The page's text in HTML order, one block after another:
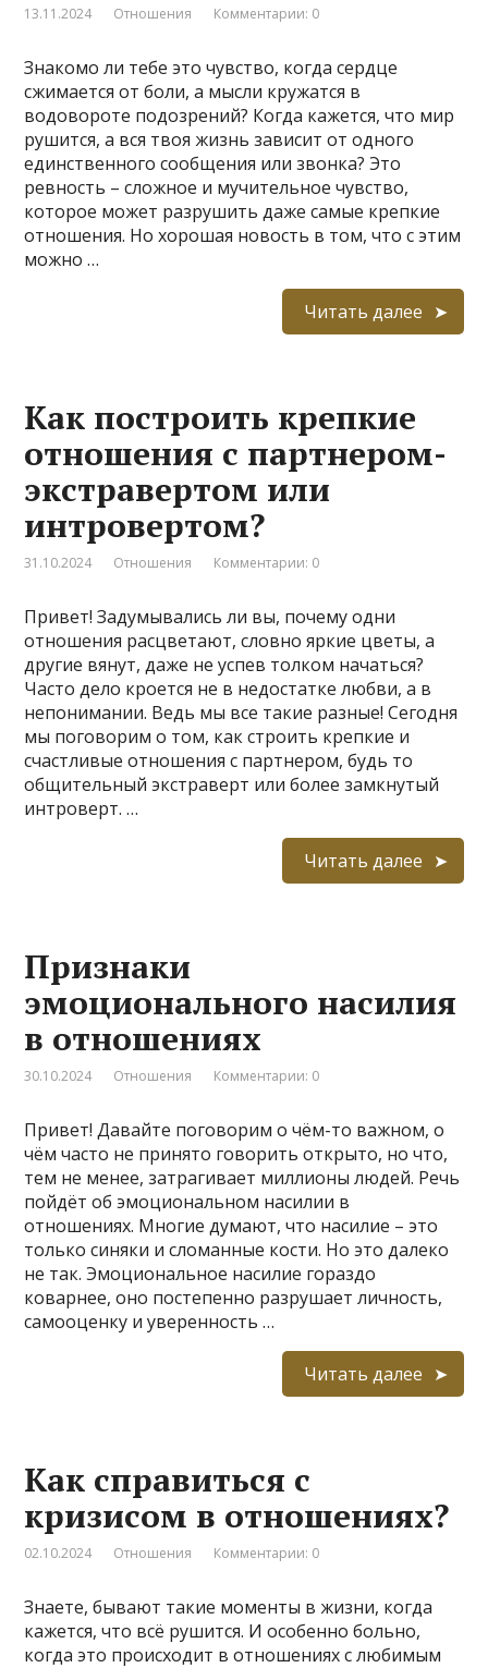
13.11.2024 Отношения Комментарии: 0
Знакомо ли тебе это чувство, когда сердце
сжимается от боли, а мысли кружатся в
водовороте подозрений? Когда кажется, что мир
рушится, а вся твоя жизнь зависит от одного
единственного сообщения или звонка? Это
ревность – сложное и мучительное чувство,
которое может разрушить даже самые крепкие
отношения. Но хорошая новость в том, что с этим
можно …
Читать далее
Как построить крепкие
отношения с партнером-
экстравертом или
интровертом?
31.10.2024 Отношения Комментарии: 0
Привет! Задумывались ли вы, почему одни
отношения расцветают, словно яркие цветы, а
другие вянут, даже не успев толком начаться?
Часто дело кроется не в недостатке любви, а в
непонимании. Ведь мы все такие разные! Сегодня
мы поговорим о том, как строить крепкие и
счастливые отношения с партнером, будь то
общительный экстраверт или более замкнутый
интроверт. …
Читать далее
Признаки
эмоционального насилия
в отношениях
30.10.2024 Отношения Комментарии: 0
Привет! Давайте поговорим о чём-то важном, о
чём часто не принято говорить открыто, но что,
тем не менее, затрагивает миллионы людей. Речь
пойдёт об эмоциональном насилии в
отношениях. Многие думают, что насилие – это
только синяки и сломанные кости. Но это далеко
не так. Эмоциональное насилие гораздо
коварнее, оно постепенно разрушает личность,
самооценку и уверенность …
Читать далее
Как справиться с
кризисом в отношениях?
02.10.2024 Отношения Комментарии: 0
Знаете, бывают такие моменты в жизни, когда
кажется, что всё рушится. И особенно больно,
когда это происходит в отношениях с любимым